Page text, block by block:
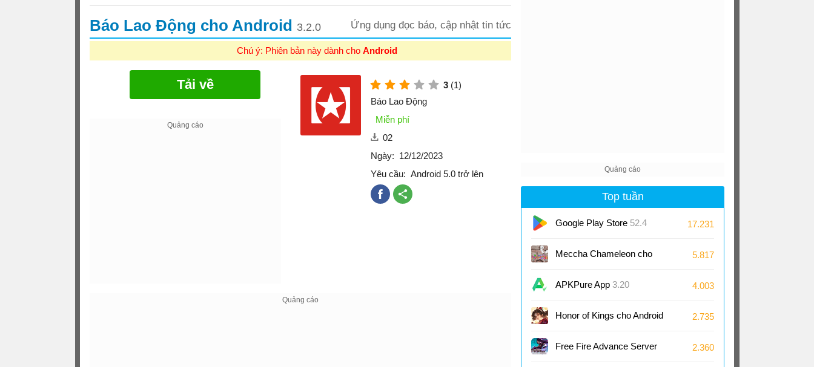
Báo Lao Động cho Android 3.2.0 Ứng dụng đọc báo, cập nhật tin tức
Chú ý: Phiên bản này dành cho Android
Tải về 3 (1)
Báo Lao Động
Miễn phí
02
Ngày: 12/12/2023
Yêu cầu: Android 5.0 trở lên
Top tuần
Google Play Store 52.4 17.231
Meccha Chameleon cho
Android
5.817
APKPure App 3.20 4.003
Honor of Kings cho Android
11.4
2.735
Free Fire Advance Server 2.360